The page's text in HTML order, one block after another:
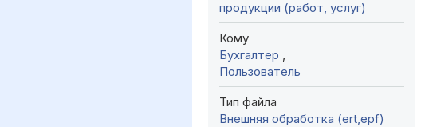
продукции (работ, услуг)
Кому
Бухгалтер
Пользователь
Тип файла
Внешняя обработка (ert,epf)